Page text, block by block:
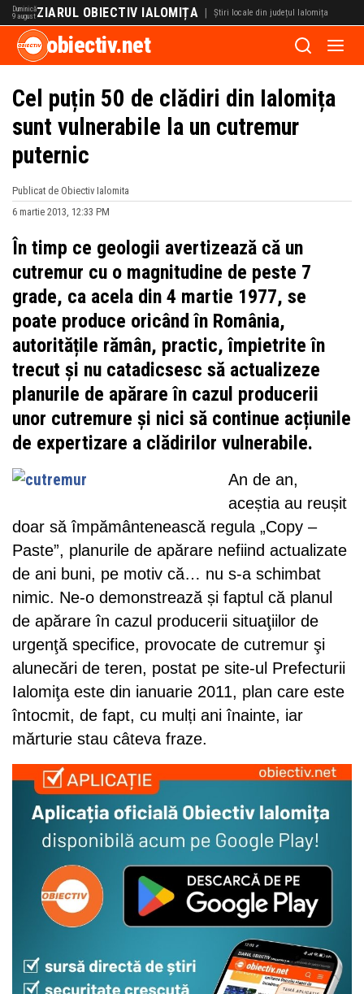
Duminică
9 august ZIARUL OBIECTIV IALOMIȚA | Știri locale din județul Ialomița
obiectiv.net
Cel puțin 50 de clădiri din Ialomița
sunt vulnerabile la un cutremur
puternic
Publicat de Obiectiv Ialomita
6 martie 2013, 12:33 PM
În timp ce geologii avertizează că un
cutremur cu o magnitudine de peste 7
grade, ca acela din 4 martie 1977, se
poate produce oricând în România,
autoritățile rămân, practic, împietrite în
trecut și nu catadicsesc să actualizeze
planurile de apărare în cazul producerii
unor cutremure și nici să continue acțiunile
de expertizare a clădirilor vulnerabile.
An de an,
aceștia au reușit
doar să împământenească regula „Copy –
Paste”, planurile de apărare nefiind actualizate
de ani buni, pe motiv că… nu s-a schimbat
nimic. Ne-o demonstrează și faptul că planul
de apărare în cazul producerii situaţiilor de
urgenţă specifice, provocate de cutremur şi
alunecări de teren, postat pe site-ul Prefecturii
Ialomiţa este din ianuarie 2011, plan care este
întocmit, de fapt, cu mulți ani înainte, iar
mărturie stau câteva fraze.